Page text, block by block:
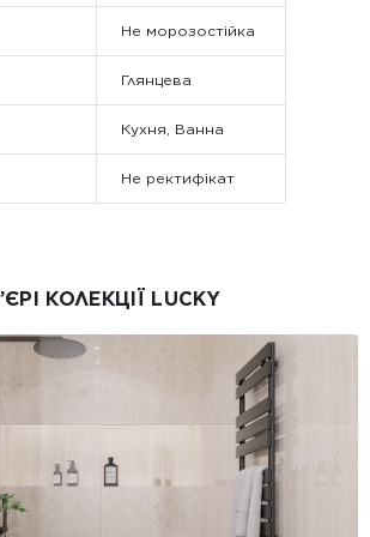
Не морозостійка
Глянцева
Кухня, Ванна
Не ректифікат
КОЛЕКЦІЇ LUCKY